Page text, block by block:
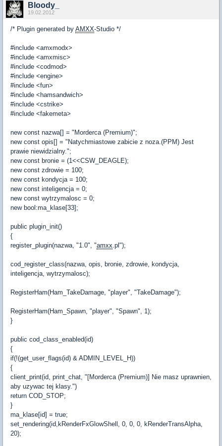
Bloody_
19.02.2012
/* Plugin generated by AMXX-Studio */
#include <amxmodx>
#include <amxmisc>
#include <codmod>
#include <engine>
#include <fun>
#include <hamsandwich>
#include <cstrike>
#include <fakemeta>
new const nazwa[] = "Morderca (Premium)";
new const opis[] = "Natychmiastowe zabicie z noza.(PPM) Jest
prawie niewidzialny.";
new const bronie = (1<<CSW_DEAGLE);
new const zdrowie = 100;
new const kondycja = 100;
new const inteligencja = 0;
new const wytrzymalosc = 0;
new bool:ma_klase[33];
public plugin_init()
{
register_plugin(nazwa, "1.0", "amxx .pl");
cod_register_class(nazwa, opis, bronie, zdrowie, kondycja,
inteligencja, wytrzymalosc);
RegisterHam(Ham_TakeDamage, "player", "TakeDamage");
RegisterHam(Ham_Spawn, "player", "Spawn", 1);
}
public cod_class_enabled(id)
{
if(!(get_user_flags(id) & ADMIN_LEVEL_H))
{
client_print(id, print_chat, "[Morderca (Premium)] Nie masz uprawnien,
aby uzywac tej klasy.")
return COD_STOP;
}
ma_klase[id] = true;
set_rendering(id,kRenderFxGlowShell, 0, 0, 0, kRenderTransAlpha,
20);